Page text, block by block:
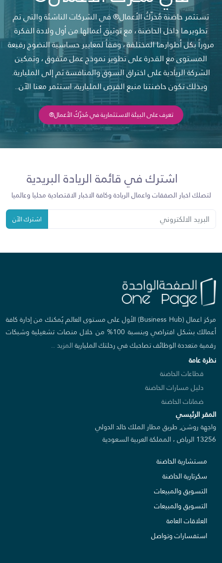
تستثمر حاضنة مُحَرِّكُ الأعمال® في الشركات الناشئة والتي تم
تطويرها داخل الحاضنة ، مع توثيق أعمالها من أول ولادة الفكرة
مروراً بكل أطوارها المختلفة ، وفقاً لمعايير حساسية النضوج رفيعة
المستوى مع القدرة على تطوير نموذج عمل متفوق ، وتمكين
الشركة الريادية على اختراق السوق والمنافسة ثم إلى المليارية.
وبذلك تكون حاضنتنا منبع الفرص المليارية، استثمر معنا الآن..
تعرف على البيئة الاستثمارية في مُحَرِّكُ الأعمال®
اشترك في قائمة الريادة البريدية
لتصلك اخبار الصفقات واعمال الريادة وكافة الاخبار الاقتصادية محليا وعالميا
اشترك الآن
مركز اعمال (Business Hub) الأول على مستوى العالم يُمكنك من إدارة كافة
أعمالك بشكل افتراضي وبنسبة 100% من خلال منصات تشغيلية وشبكات
رقمية متعددة الوظائف تصاحبك في رحلتك الملياريةالمزيد ..
نظرة عامة
قطاعات الحاضنة
دليل مسارات الحاضنة
ضمانات الحاضنة
المقر الرئيسي
واجهة روشن, طريق مطار الملك خالد الدولي
13256 الرياض ، المملكة العربية السعودية
مستشارية الحاضنة
سكرتارية الحاضنة
التسويق والمبيعات
التسويق والمبيعات
العلاقات العامة
استفسارات وتواصل